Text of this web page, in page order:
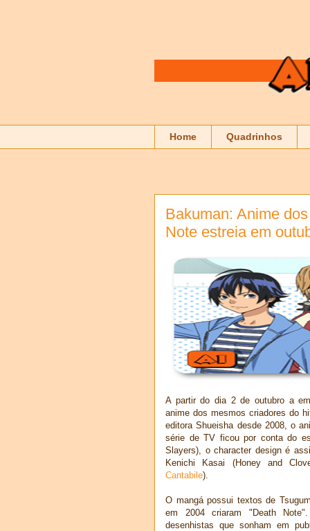
Home Quadrinhos
Bakuman: Anime
Note estreia em
A partir do dia 2 de outubro a
anime dos mesmos criadores do
editora Shueisha desde 2008, o
série de TV ficou por conta do
Slayers), o character design é
Kenichi Kasai (Honey and
Cantabile).
O mangá possui textos de
em 2004 criaram "Death
desenhistas que sonham em